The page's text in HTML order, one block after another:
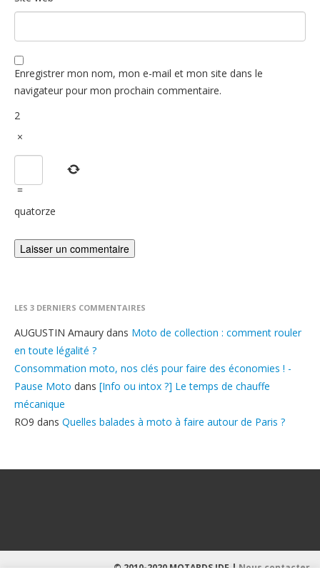
Enregistrer mon nom, mon e-mail et mon site dans le
navigateur pour mon prochain commentaire.
2
×
=
quatorze
LES 3 DERNIERS COMMENTAIRES
AUGUSTIN Amaury dans Moto de collection : comment rouler
en toute légalité ?
Consommation moto, nos clés pour faire des économies ! -
Pause Moto dans [Info ou intox ?] Le temps de chauffe
mécanique
RO9 dans Quelles balades à moto à faire autour de Paris ?
© 2010-2020 MOTARDS IDF |Nous contacter